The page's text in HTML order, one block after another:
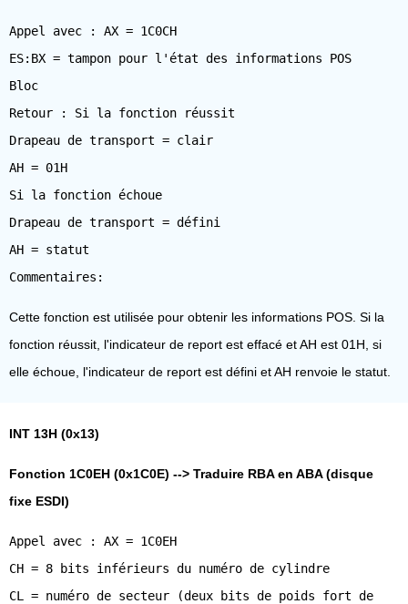
Appel avec : AX = 1C0CH
ES:BX = tampon pour l'état des informations POS
Bloc
Retour : Si la fonction réussit
Drapeau de transport = clair
AH = 01H
Si la fonction échoue
Drapeau de transport = défini
AH = statut
Cette fonction est utilisée pour obtenir les informations POS. Si la
fonction réussit, l'indicateur de report est effacé et AH est 01H, si
elle échoue, l'indicateur de report est défini et AH renvoie le statut.
INT 13H (0x13)
Fonction 1C0EH (0x1C0E) --> Traduire RBA en ABA (disque
fixe ESDI)
Appel avec : AX = 1C0EH
CH = 8 bits inférieurs du numéro de cylindre
CL = numéro de secteur (deux bits de poids fort de